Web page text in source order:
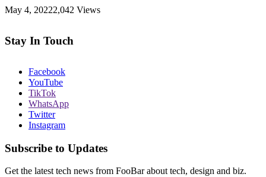
May 4, 20222,042 Views
Stay In Touch
Facebook
YouTube
TikTok
WhatsApp
Twitter
Instagram
Subscribe to Updates
Get the latest tech news from FooBar about tech, design and biz.